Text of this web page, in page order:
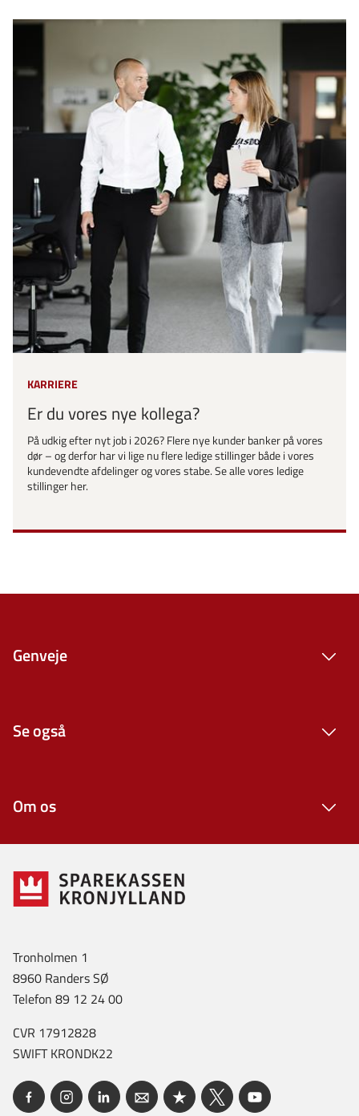
KARRIERE
Er du vores nye kollega?
På udkig efter nyt job i 2026? Flere nye kunder banker på vores
dør – og derfor har vi lige nu flere ledige stillinger både i vores
kundevendte afdelinger og vores stabe. Se alle vores ledige
stillinger her.
Genveje
Se også
Om os
Tronholmen 1
8960 Randers SØ
Telefon 89 12 24 00
CVR 17912828
SWIFT KRONDK22